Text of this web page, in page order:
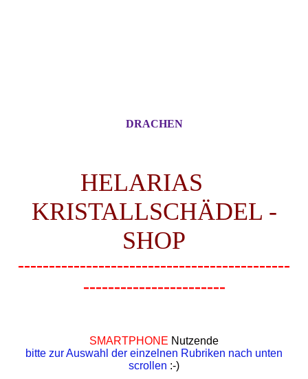
DRACHEN
HELARIAS
KRISTALLSCHÄDEL -
SHOP
--------------------------------------------
-----------------------
SMARTPHONE Nutzende
bitte zur Auswahl der einzelnen Rubriken nach unten
scrollen :-)